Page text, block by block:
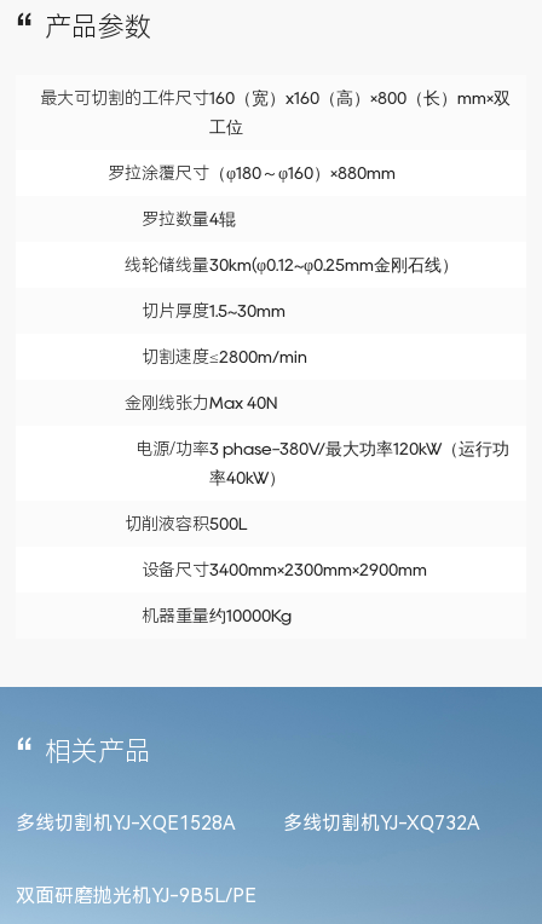
产品参数
最大可切割的工件尺寸160（宽）x160（高）×800（长）mm×双
工位
罗拉涂覆尺寸 （φ180～φ160）×880mm
罗拉数量4辊
线轮储线量30km(φ0.12~φ0.25mm金刚石线）
切片厚度1.5~30mm
切割速度≤2800m/min
金刚线张力Max 40N
电源/功率3 phase-380V/最大功率120kW（运行功
率40kW）
切削液容积500L
设备尺寸3400mm×2300mm×2900mm
机器重量约10000Kg
相关产品
多线切割机YJ-XQE1528A 多线切割机YJ-XQ732A
双面研磨抛光机YJ-9B5L/PE